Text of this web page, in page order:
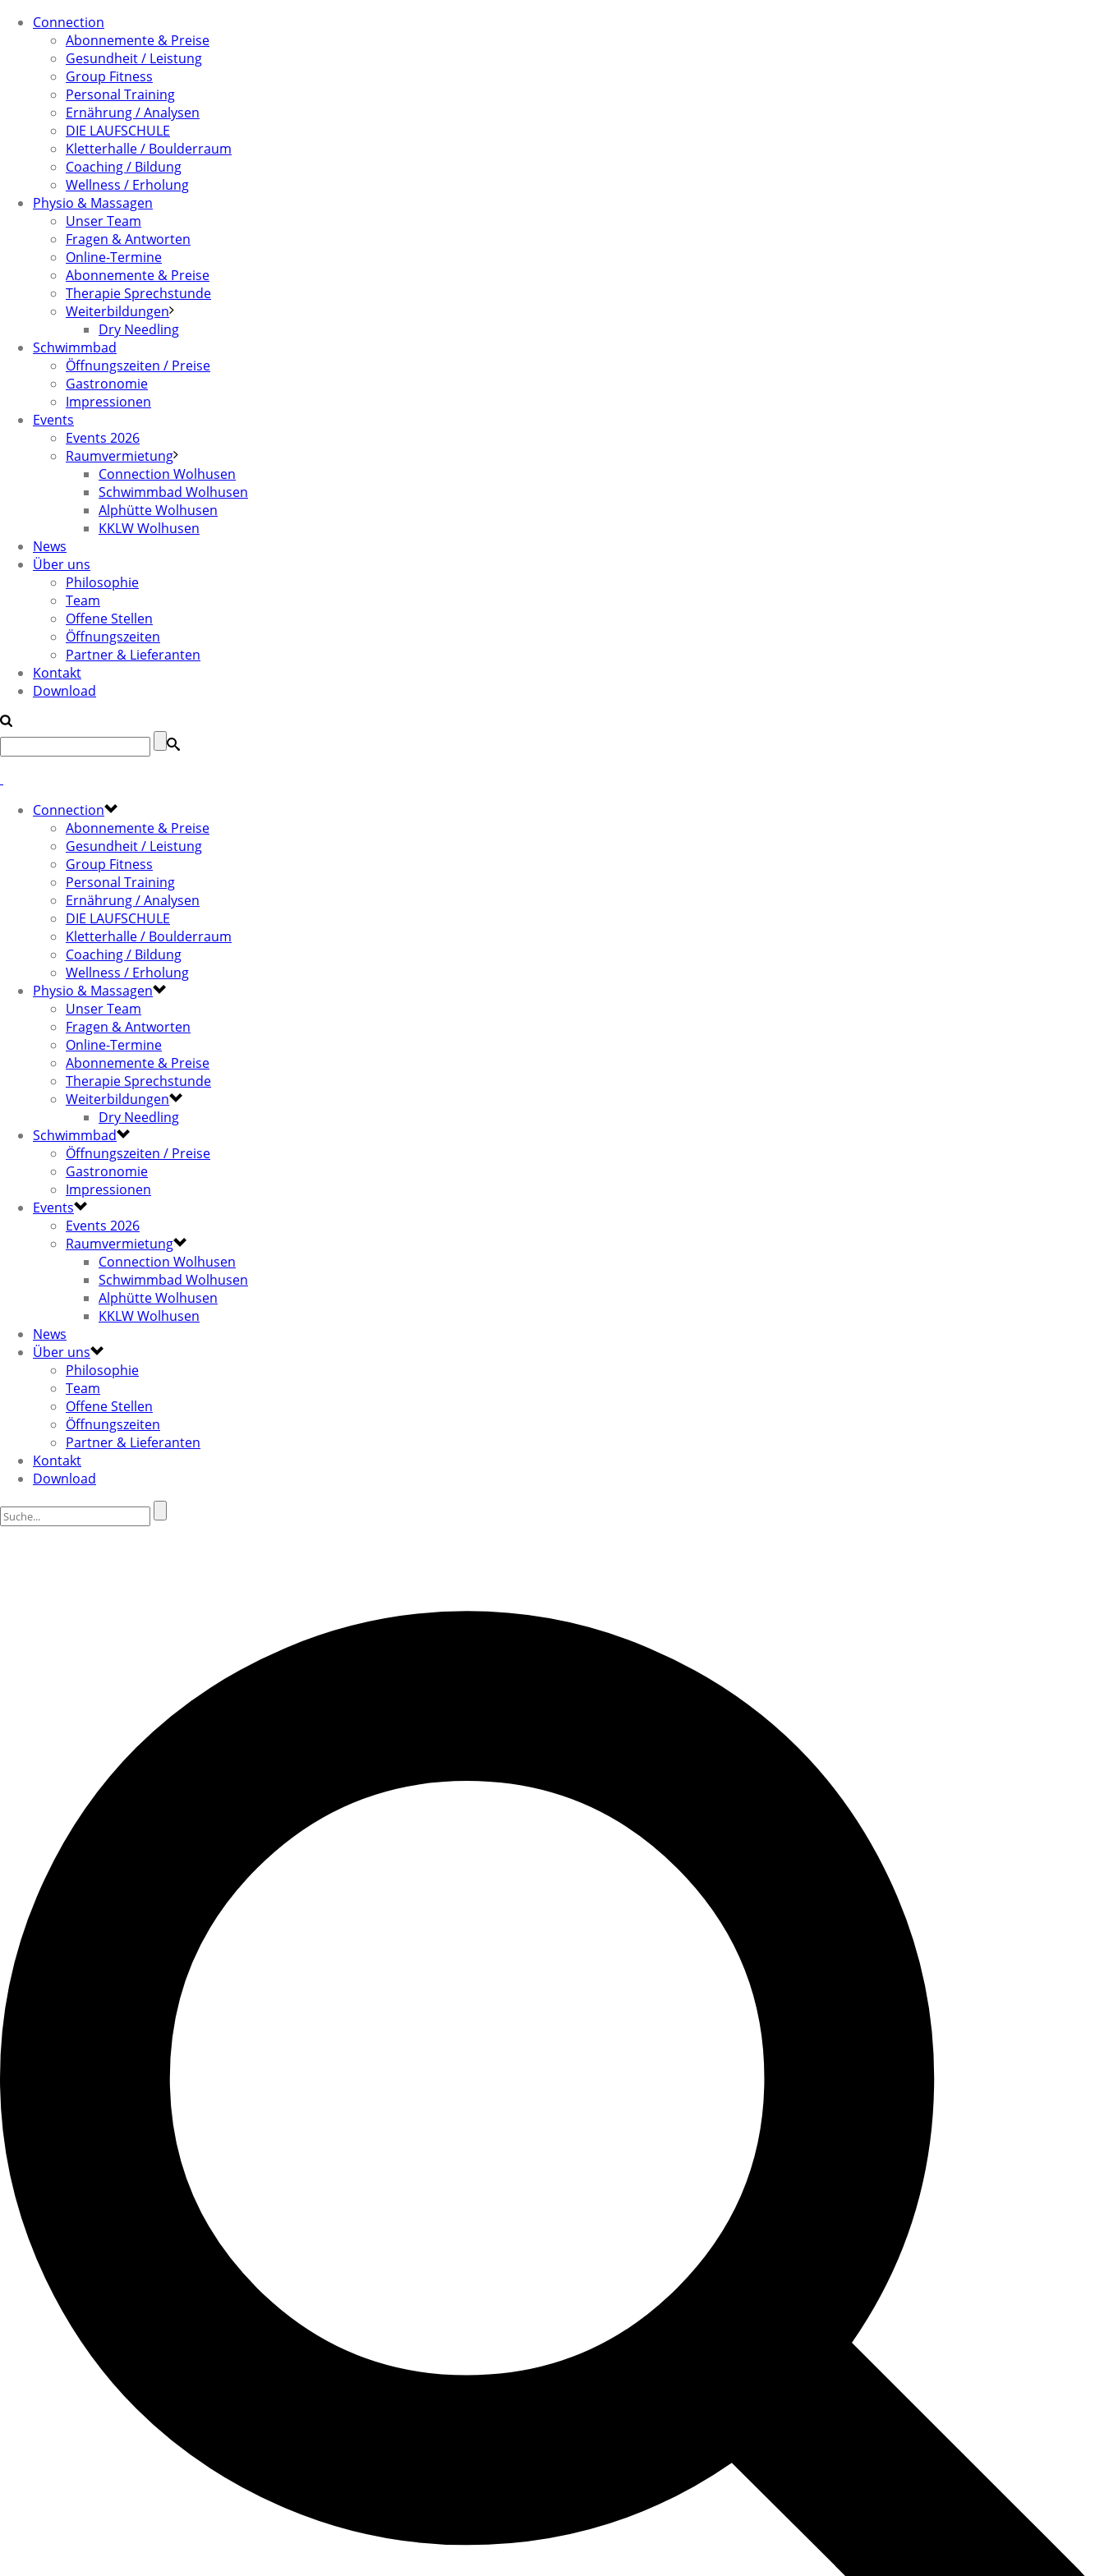
Connection
Abonnemente & Preise
Gesundheit / Leistung
Group Fitness
Personal Training
Ernährung / Analysen
DIE LAUFSCHULE
Kletterhalle / Boulderraum
Coaching / Bildung
Wellness / Erholung
Physio & Massagen
Unser Team
Fragen & Antworten
Online-Termine
Abonnemente & Preise
Therapie Sprechstunde
Weiterbildungen
Dry Needling
Schwimmbad
Öffnungszeiten / Preise
Gastronomie
Impressionen
Events
Events 2026
Raumvermietung
Connection Wolhusen
Schwimmbad Wolhusen
Alphütte Wolhusen
KKLW Wolhusen
News
Über uns
Philosophie
Team
Offene Stellen
Öffnungszeiten
Partner & Lieferanten
Kontakt
Download
Connection
Abonnemente & Preise
Gesundheit / Leistung
Group Fitness
Personal Training
Ernährung / Analysen
DIE LAUFSCHULE
Kletterhalle / Boulderraum
Coaching / Bildung
Wellness / Erholung
Physio & Massagen
Unser Team
Fragen & Antworten
Online-Termine
Abonnemente & Preise
Therapie Sprechstunde
Weiterbildungen
Dry Needling
Schwimmbad
Öffnungszeiten / Preise
Gastronomie
Impressionen
Events
Events 2026
Raumvermietung
Connection Wolhusen
Schwimmbad Wolhusen
Alphütte Wolhusen
KKLW Wolhusen
News
Über uns
Philosophie
Team
Offene Stellen
Öffnungszeiten
Partner & Lieferanten
Kontakt
Download